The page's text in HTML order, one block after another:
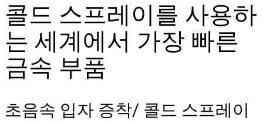
콜드 스프레이를 사용하
는 세계에서 가장 빠른
금속 부품
초음속 입자 증착/ 콜드 스프레이